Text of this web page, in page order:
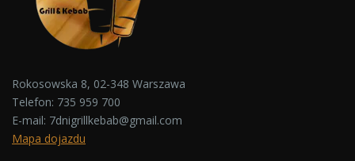
Rokosowska 8, 02-348 Warszawa
Telefon: 735 959 700
E-mail: 7dnigrillkebab@gmail.com
Mapa dojazdu